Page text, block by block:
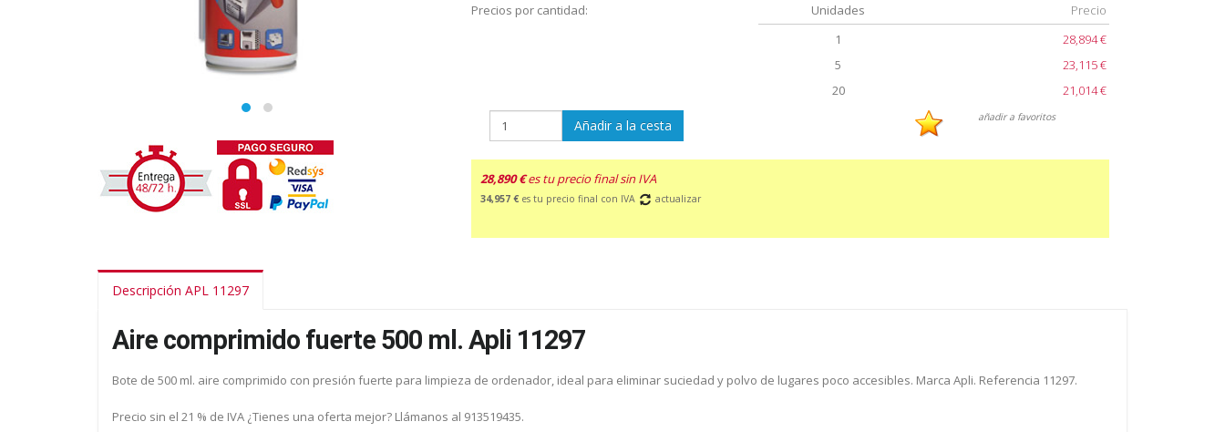
Precios por cantidad:
Unidades
Precio
1
28,894 €
5
23,115 €
20
21,014 €
Añadir a la cesta añadir a favoritos
28,890 € es tu precio final sin IVA
34,957 € es tu precio final con IVA actualizar
Descripción APL 11297
Aire comprimido fuerte 500 ml. Apli 11297
Bote de 500 ml. aire comprimido con presión fuerte para limpieza de ordenador, ideal para eliminar suciedad y polvo de lugares poco accesibles. Marca Apli. Referencia 11297.
Precio sin el 21 % de IVA ¿Tienes una oferta mejor? Llámanos al 913519435.